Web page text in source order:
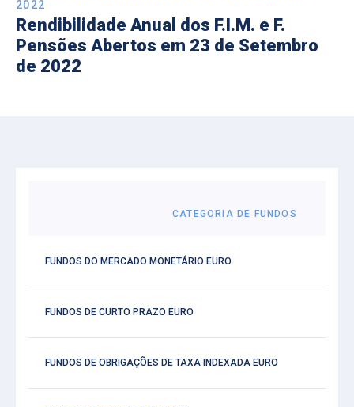
2022
Rendibilidade Anual dos F.I.M. e F.
Pensões Abertos em 23 de Setembro
de 2022
CATEGORIA DE FUNDOS
FUNDOS DO MERCADO MONETÁRIO EURO
FUNDOS DE CURTO PRAZO EURO
FUNDOS DE OBRIGAÇÕES DE TAXA INDEXADA EURO